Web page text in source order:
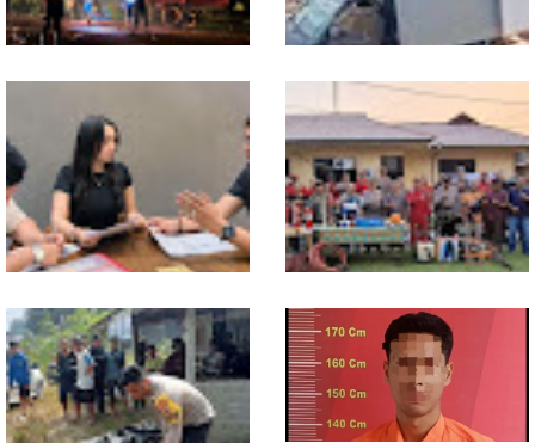
13 Jam Berjuang, Polsek
Toba dan Warga Berhasil
Jinakkan Karhutla 7 Hektare
di Desa Bagan Asam
Mobil Box Terjun ke Jurang
Depan KC, Diduga Rem
Blong
Diduga Jadi Korban
Penyebaran Foto Pribadi
dan Dicemarkan di TikTok,
AF Lapor ke Polda Sumut
Polsek Entikong Gelar Apel
Siaga Karhutla 2026, Sinergi
Lintas Sektor Cegah
Kebakaran Hutan dan Lahan